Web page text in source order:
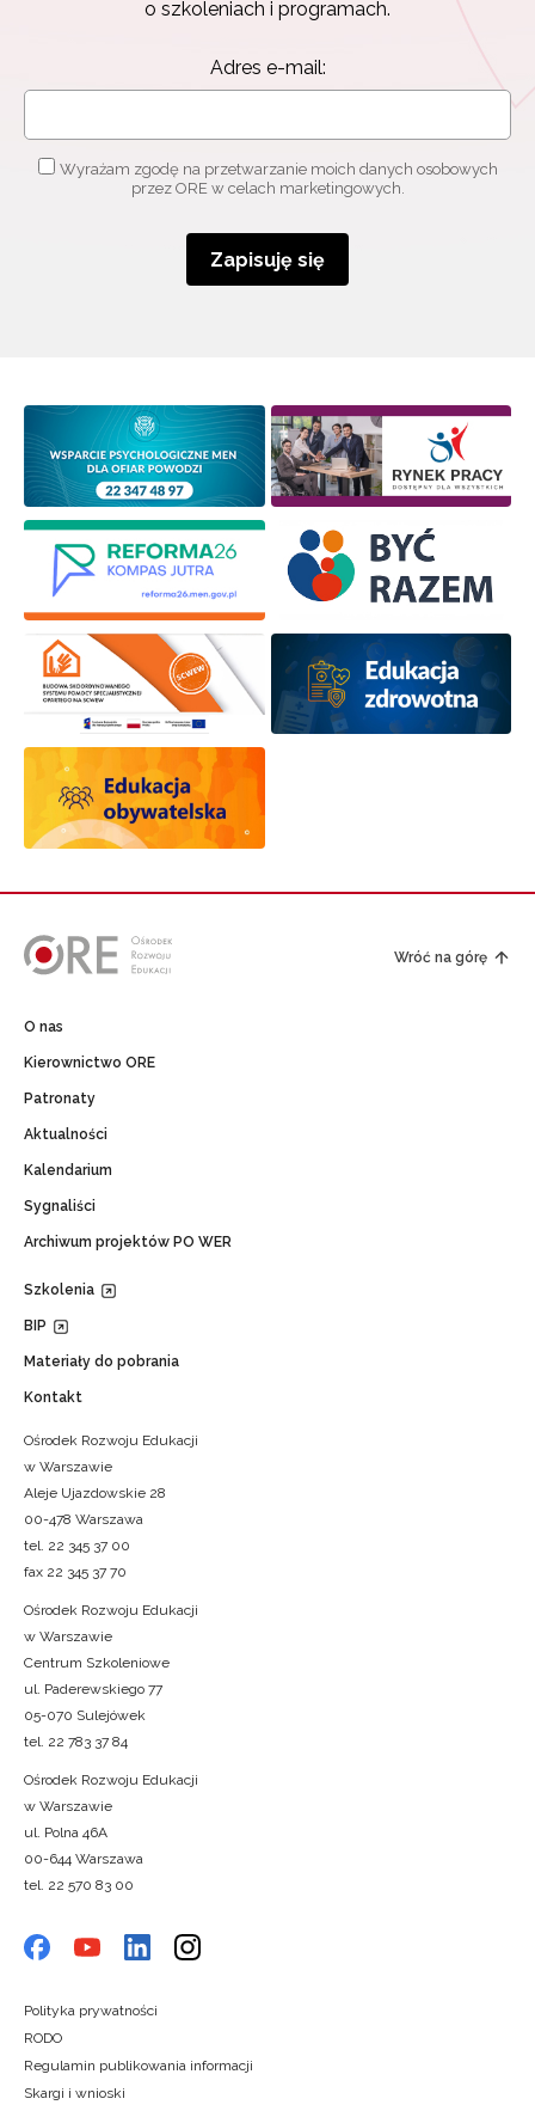
o szkoleniach i programach.
Adres e-mail:
Wyrażam zgodę na przetwarzanie moich danych osobowych
przez ORE w celach marketingowych.
Zapisuję się
Wróć na górę
O nas
Kierownictwo ORE
Patronaty
Aktualności
Kalendarium
Sygnaliści
Archiwum projektów PO WER
Szkolenia
BIP
Materiały do pobrania
Kontakt
Ośrodek Rozwoju Edukacji
w Warszawie
Aleje Ujazdowskie 28
00-478 Warszawa
tel. 22 345 37 00
fax 22 345 37 70
Ośrodek Rozwoju Edukacji
w Warszawie
Centrum Szkoleniowe
ul. Paderewskiego 77
05-070 Sulejówek
tel. 22 783 37 84
Ośrodek Rozwoju Edukacji
w Warszawie
ul. Polna 46A
00-644 Warszawa
tel. 22 570 83 00
Polityka prywatności
RODO
Regulamin publikowania informacji
Skargi i wnioski